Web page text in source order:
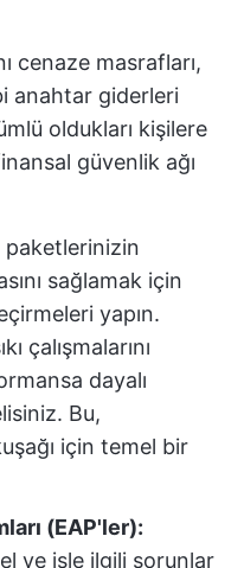
cenaze masrafları,
anahtar giderleri
oldukları kişilere
güvenlik ağı
paketlerinizin
sağlamak için
yapın.
çalışmalarını
dayalı
Bu,
için temel bir
(EAP'ler):
ve işle ilgili sorunlar